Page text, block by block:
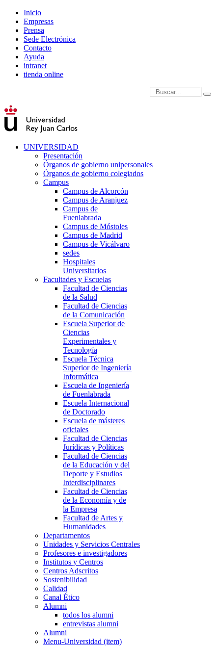
Inicio
Empresas
Prensa
Sede Electrónica
Contacto
Ayuda
intranet
tienda online
Introduce términos de
UNIVERSIDAD
Presentación
Órganos de gobierno unipersonales
Órganos de gobierno colegiados
Campus
Campus de Alcorcón
Campus de Aranjuez
Campus de
Fuenlabrada
Campus de Móstoles
Campus de Madrid
Campus de Vicálvaro
sedes
Hospitales
Universitarios
Facultades y Escuelas
Facultad de Ciencias
de la Salud
Facultad de Ciencias
de la Comunicación
Escuela Superior de
Ciencias
Experimentales y
Tecnología
Escuela Técnica
Superior de Ingeniería
Informática
Escuela de Ingeniería
de Fuenlabrada
Escuela Internacional
de Doctorado
Escuela de másteres
oficiales
Facultad de Ciencias
Jurídicas y Políticas
Facultad de Ciencias
de la Educación y del
Deporte y Estudios
Interdisciplinares
Facultad de Ciencias
de la Economía y de
la Empresa
Facultad de Artes y
Humanidades
Departamentos
Unidades y Servicios Centrales
Profesores e investigadores
Institutos y Centros
Centros Adscritos
Sostenibilidad
Calidad
Canal Ético
Alumni
todos los alumni
entrevistas alumni
Alumni
Menu-Universidad (item)